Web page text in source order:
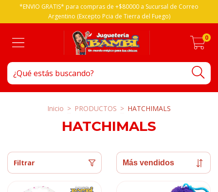
*ENVIO GRATIS* para compras de +$80000 a Sucursal de Correo
Argentino (Excepto Pcia de Tierra del Fuego)
0
Inicio > PRODUCTOS > HATCHIMALS
HATCHIMALS
Filtrar